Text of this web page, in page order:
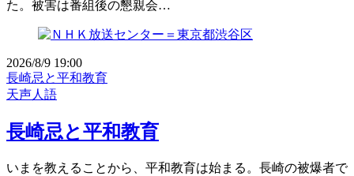
た。被害は番組後の懇親会…
2026/8/9 19:00
長崎忌と平和教育
天声人語
長崎忌と平和教育
いまを教えることから、平和教育は始まる。長崎の被爆者で